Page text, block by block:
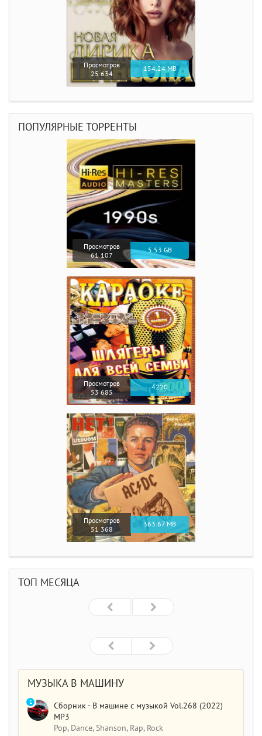
Просмотров
25 634
154.24 MB
ПОПУЛЯРНЫЕ ТОРРЕНТЫ
Просмотров
61 107
5.53 GB
Просмотров
53 685
4220
Просмотров
51 368
363.67 MB
ТОП МЕСЯЦА
МУЗЫКА В МАШИНУ
Сборник - В машине с музыкой Vol.268 (2022)
MP3
Pop, Dance, Shanson, Rap, Rock
1